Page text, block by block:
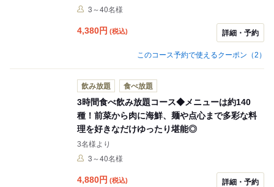
3～40名様
4,380円 (税込) 詳細・予約
このコース予約で使えるクーポン（2）
飲み放題 食べ放題
3時間食べ飲み放題コース◆メニューは約140
種！前菜から肉に海鮮、麺や点心まで多彩な料
理を好きなだけゆったり堪能◎
3名様より
3～40名様
4,880円 (税込) 詳細・予約